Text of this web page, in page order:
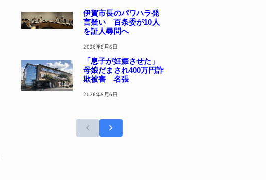
伊賀市長のパワハラ発
言疑い 百条委が10人
を証人尋問へ
2026年8月6日
「息子が妊娠させた」
母娘だまされ400万円詐
欺被害 名張
2026年8月6日